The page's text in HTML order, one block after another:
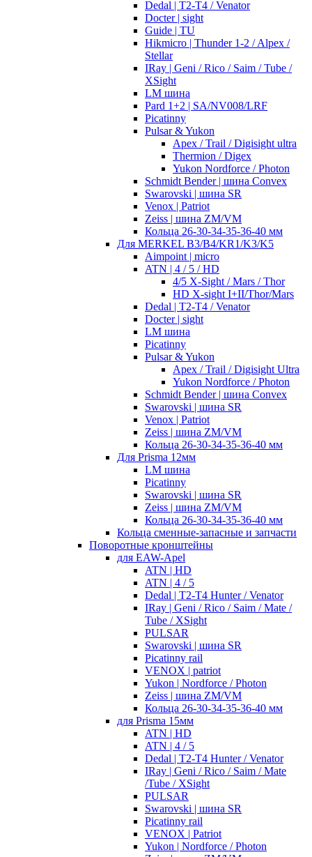
Dedal | T2-T4 / Venator
Docter | sight
Guide | TU
Hikmicro | Thunder 1-2 / Alpex /
Stellar
IRay | Geni / Rico / Saim / Tube /
XSight
LM шина
Pard 1+2 | SA/NV008/LRF
Picatinny
Pulsar & Yukon
Apex / Trail / Digisight ultra
Thermion / Digex
Yukon Nordforce / Photon
Schmidt Bender | шина Convex
Swarovski | шина SR
Venox | Patriot
Zeiss | шина ZM/VM
Кольца 26-30-34-35-36-40 мм
Для MERKEL B3/B4/KR1/K3/K5
Aimpoint | micro
ATN | 4 / 5 / HD
4/5 X-Sight / Mars / Thor
HD X-sight I+II/Thor/Mars
Dedal | T2-T4 / Venator
Docter | sight
LM шина
Picatinny
Pulsar & Yukon
Apex / Trail / Digisight Ultra
Yukon Nordforce / Photon
Schmidt Bender | шина Convex
Swarovski | шина SR
Venox | Patriot
Zeiss | шина ZM/VM
Кольца 26-30-34-35-36-40 мм
Для Prisma 12мм
LM шина
Picatinny
Swarovski | шина SR
Zeiss | шина ZM/VM
Кольца 26-30-34-35-36-40 мм
Кольца сменные-запасные и запчасти
Поворотные кронштейны
для EAW-Apel
ATN | HD
ATN | 4 / 5
Dedal | T2-T4 Hunter / Venator
IRay | Geni / Rico / Saim / Mate /
Tube / XSight
PULSAR
Swarovski | шина SR
Picatinny rail
VENOX | patriot
Yukon | Nordforce / Photon
Zeiss | шина ZM/VM
Кольца 26-30-34-35-36-40 мм
для Prisma 15мм
ATN | HD
ATN | 4 / 5
Dedal | T2-T4 Hunter / Venator
IRay | Geni / Rico / Saim / Mate
/Tube / XSight
PULSAR
Swarovski | шина SR
Picatinny rail
VENOX | Patriot
Yukon | Nordforce / Photon